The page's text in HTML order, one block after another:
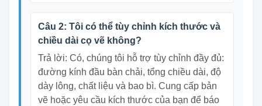
Câu 2: Tôi có thể tùy chỉnh kích thước và
chiều dài cọ vẽ không?
Trả lời: Có, chúng tôi hỗ trợ tùy chỉnh đầy đủ:
đường kính đầu bàn chải, tổng chiều dài, độ
dày lông, chất liệu và bao bì. Cung cấp bản
vẽ hoặc yêu cầu kích thước của bạn để báo